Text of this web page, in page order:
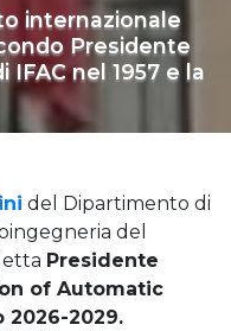
internazionale
Presidente
nel 1957 e la
del Dipartimento di
del
Presidente
of Automatic
2026-2029.